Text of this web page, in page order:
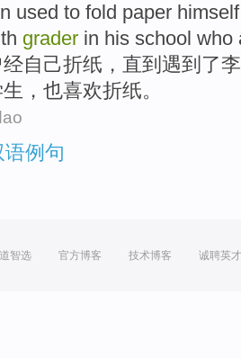
used to fold paper himself
grader in his school who
经自己折纸 ， 直到 遇到了
， 也喜欢折纸。
例句
智选 官方博客 技术博客 诚聘英才